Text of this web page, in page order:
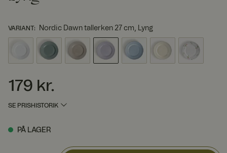
VARIANT: Nordic Dawn tallerken 27 cm, Lyng
Pris:179 kr.
179 kr.
SE PRISHISTORIK
PÅ LAGER